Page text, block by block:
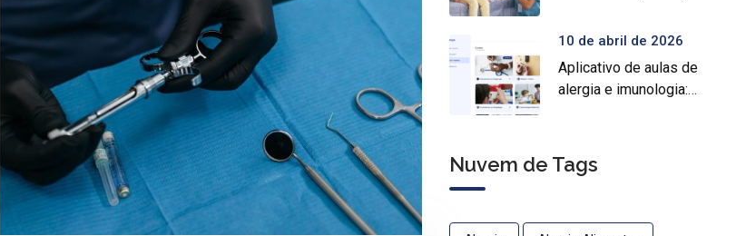
10 de abril de 2026
Aplicativo de aulas de
alergia e imunologia:
médico gratuito
Nuvem de Tags